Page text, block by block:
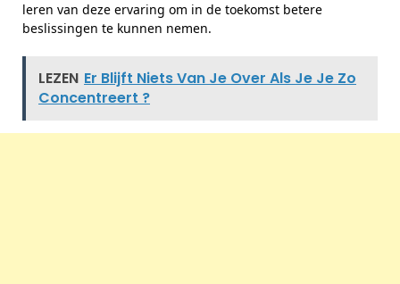
leren van deze ervaring om in de toekomst betere
beslissingen te kunnen nemen.
LEZEN Er Blijft Niets Van Je Over Als Je Je Zo
Concentreert ?